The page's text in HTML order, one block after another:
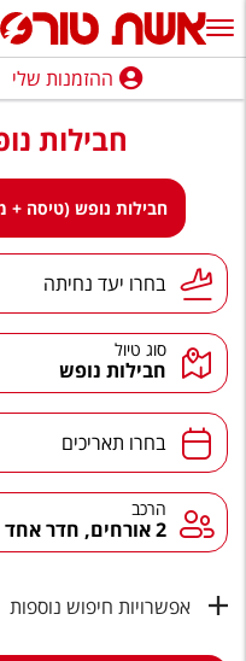
ההזמנות שלי
נופש בארץ
חופשה לפי סגנון
מלונות באילת
טיולים מאורגנים
סגנונות טיול
הרגע האחרון
חבילות בריאות וספא
טיסות לחו"ל
מלונות בחו"ל
ההזמנות שלי
חבילות
חבילות נופש (טיסה +
יעד נחיתהבחרו יעד נחיתה
סוג טיול
חבילות נופש
תאריכים בחרו תאריכים
הרכב הרכב
2 אורחים, חדר אחד
אפשרויות חיפוש נוספות